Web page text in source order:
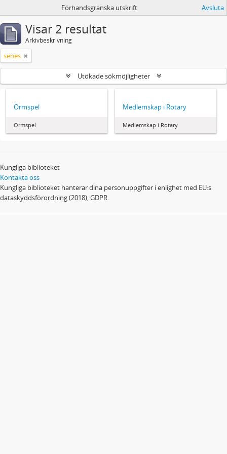
Förhandsgranska utskrift Avsluta
Visar 2 resultat
Arkivbeskrivning
series
Utökade sökmöjligheter
Ormspel
Ormspel
Medlemskap i Rotary
Medlemskap i Rotary
Kungliga biblioteket
Kontakta oss
Kungliga biblioteket hanterar dina personuppgifter i enlighet med EU:s
dataskyddsförordning (2018), GDPR.